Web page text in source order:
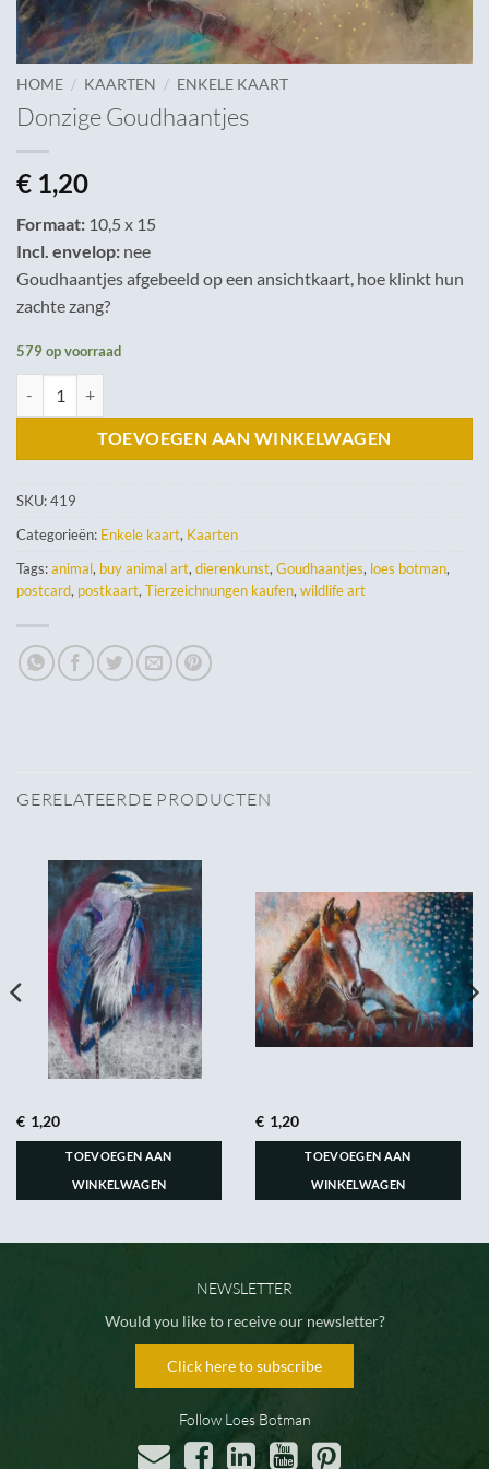
HOME / KAARTEN / ENKELE KAART
Donzige Goudhaantjes
€ 1,20
Formaat: 10,5 x 15
Incl. envelop: nee
Goudhaantjes afgebeeld op een ansichtkaart, hoe klinkt hun
zachte zang?
579 op voorraad
TOEVOEGEN AAN WINKELWAGEN
SKU:419
Categorieën: Enkele kaart, Kaarten
Tags:animal, buy animal art, dierenkunst, Goudhaantjes, loes botman,
postcard, postkaart, Tierzeichnungen kaufen, wildlife art
GERELATEERDE PRODUCTEN
€ 1,20
TOEVOEGEN AAN
WINKELWAGEN
€ 1,20
TOEVOEGEN AAN
WINKELWAGEN
NEWSLETTER
Would you like to receive our newsletter?
Click here to subscribe
Follow Loes Botman